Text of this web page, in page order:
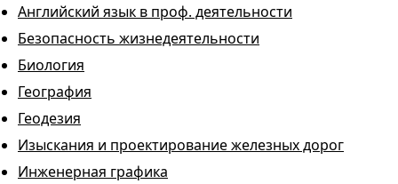
Английский язык в проф. деятельности
Безопасность жизнедеятельности
Биология
География
Геодезия
Изыскания и проектирование железных дорог
Инженерная графика